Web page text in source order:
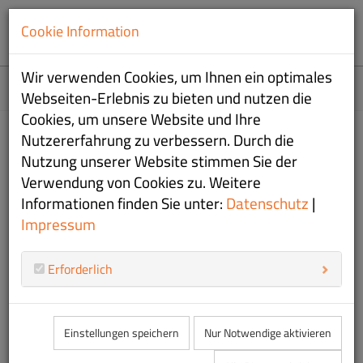
Home
Unsere 4. Abendregatta am
Chiemsee Yacht Club
20.06.2026| Regatten
Herzliches Hallo an euch alle, und ein Update für die, die
gestern nicht dabei waren.
Die Abendregatta war wieder einmal ein voller
Cookie Information
Wir verwenden Cookies, um Ihnen ein optimales
Webseiten-Erlebnis zu bieten und nutzen die
Cookies, um unsere Website und Ihre
Nutzererfahrung zu verbessern. Durch die
Nutzung unserer Website stimmen Sie der
Verwendung von Cookies zu. Weitere
Informationen finden Sie unter:Datenschutz|
Impressum
Erforderlich
Einstellungen speichern
Nur Notwendige aktivieren